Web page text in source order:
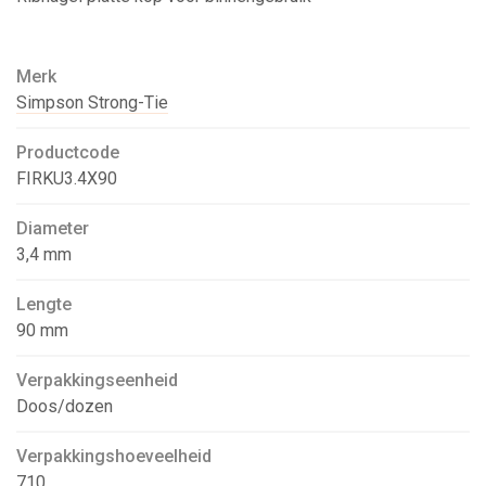
Merk
Simpson Strong-Tie
Productcode
FIRKU3.4X90
Diameter
3,4 mm
Lengte
90 mm
Verpakkingseenheid
Doos/dozen
Verpakkingshoeveelheid